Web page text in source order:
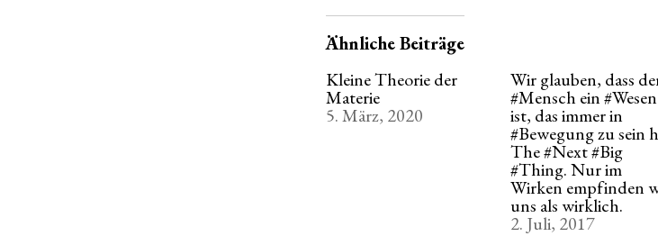
Ähnliche Beiträge
Kleine Theorie der
Materie
5. März, 2020
Wir glauben, dass
#Mensch ein #Wesen
ist, das immer in
#Bewegung zu sein
The #Next #Big
#Thing. Nur im
Wirken empfinden
uns als wirklich.
2. Juli, 2017